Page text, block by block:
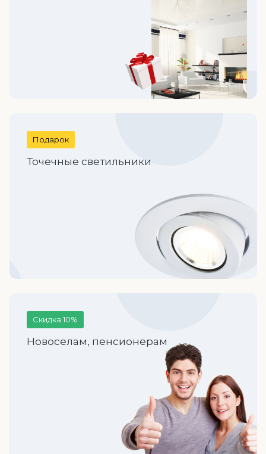
Подарок
Точечные светильники
Скидка 10%
Новоселам, пенсионерам